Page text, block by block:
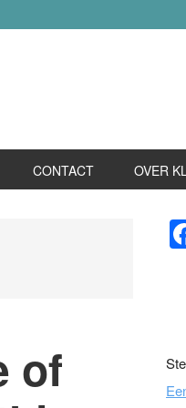
CONTACT OVER
of